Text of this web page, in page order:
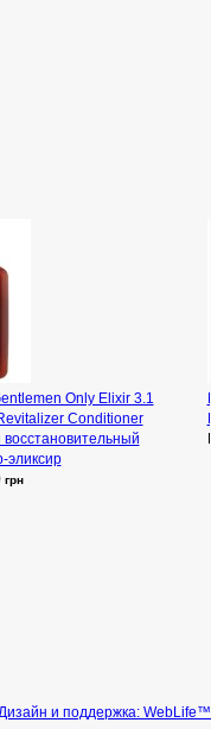
Only Elixir 3.1
Conditioner
эликсир
грн
и поддержка: WebLife™